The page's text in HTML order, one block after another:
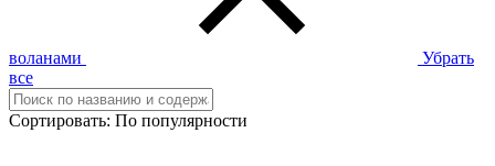
воланами
Убрать
все
Сортировать: По популярности